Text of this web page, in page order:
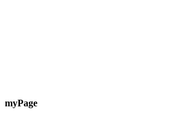
myPage